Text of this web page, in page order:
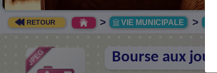
RETOUR > VIE MUNICIPALE >
Bourse aux